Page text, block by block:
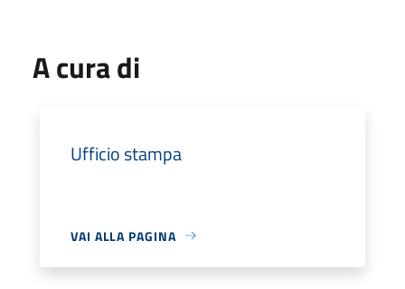
A cura di
Ufficio stampa
VAI ALLA PAGINA